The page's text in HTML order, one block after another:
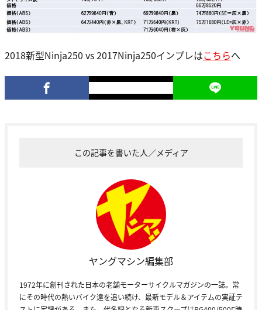
2018新型Ninja250 vs 2017Ninja250インプレはこちらへ
この記事を書いた人／メディア
ヤングマシン編集部
1972年に創刊された日本の老舗モーターサイクルマガジンの一誌。常
にその時代の熱いバイク達を追い続け、最新モデル＆アイテムの実証テ